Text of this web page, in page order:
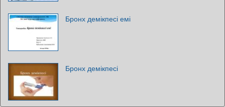
Бронх демікпесі емі
Бронх демікпесі